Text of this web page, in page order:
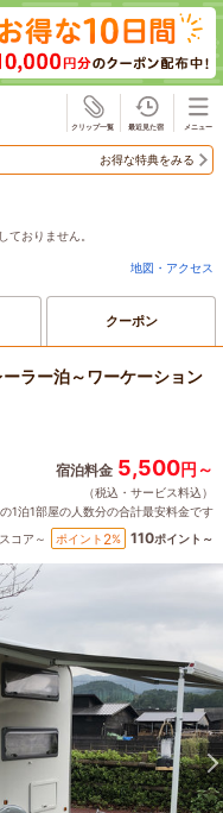
お得な特典をみる
ておりません。
地図・アクセス
クーポン
ラー泊～ワーケーション
宿泊料金 5,500円～
（税込・サービス料込）
1泊1部屋の人数分の合計最安料金です
スコア～ ポイント 2% 110ポイント～